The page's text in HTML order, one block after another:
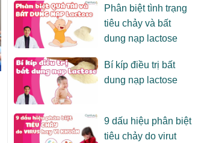
Phân biệt tình trạng
tiêu chảy và bất
dung nạp lactose
Bí kíp điều trị bất
dung nạp lactose
9 dấu hiệu phân biệt
tiêu chảy do virut